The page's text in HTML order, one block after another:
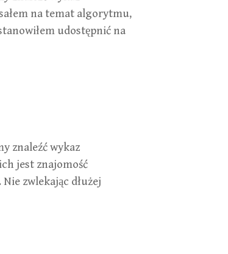
na temat algorytmu,
udostępnić na
znaleźć wykaz
jest znajomość
zwlekając dłużej